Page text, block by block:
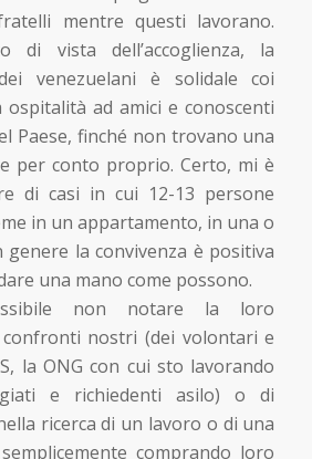
mentre questi lavorano.
di vista dell’accoglienza, la
venezuelani è solidale coi
ospitalità ad amici e conoscenti
Paese, finché non trovano una
per conto proprio. Certo, mi è
di casi in cui 12-13 persone
in un appartamento, in una o
genere la convivenza è positiva
una mano come possono.
non notare la loro
confronti nostri (dei volontari e
la ONG con cui sto lavorando
e richiedenti asilo) o di
ricerca di un lavoro o di una
comprando loro